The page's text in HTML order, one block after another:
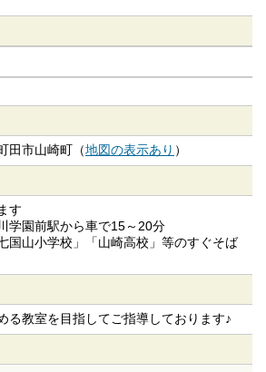
田市山崎町（地図の表示あり ）
す
学園前駅から車で15～20分
国山小学校」「山崎高校」等のすぐそば
る教室を目指してご指導しております♪